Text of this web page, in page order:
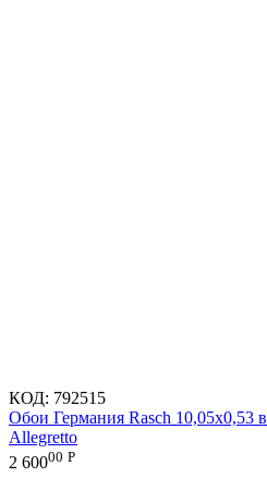
КОД: 792515
Обои Германия Rasch 10,05x0,53
Allegretto
2 60000 Р